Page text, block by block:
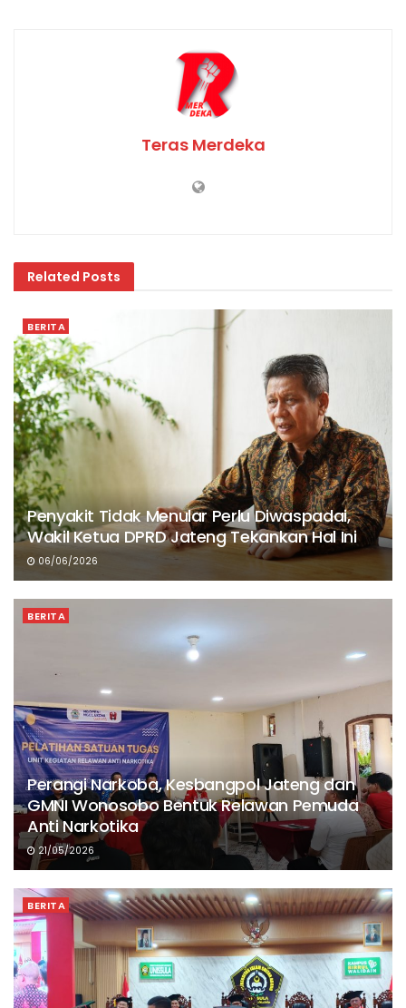
Teras Merdeka
Related Posts
BERITA
Penyakit Tidak Menular Perlu Diwaspadai,
Wakil Ketua DPRD Jateng Tekankan Hal Ini
06/06/2026
BERITA
Perangi Narkoba, Kesbangpol Jateng dan
GMNI Wonosobo Bentuk Relawan Pemuda
Anti Narkotika
21/05/2026
BERITA